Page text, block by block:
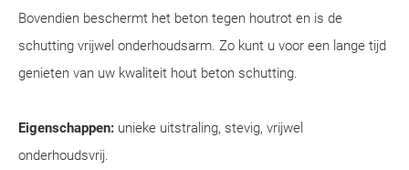
Bovendien beschermt het beton tegen houtrot en is de
schutting vrijwel onderhoudsarm. Zo kunt u voor een lange tijd
genieten van uw kwaliteit hout beton schutting.
Eigenschappen: unieke uitstraling, stevig, vrijwel
onderhoudsvrij.